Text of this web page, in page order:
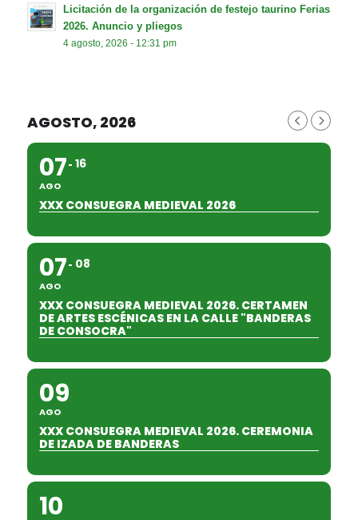
Licitación de la organización de festejo taurino Ferias
2026. Anuncio y pliegos
4 agosto, 2026 - 12:31 pm
AGOSTO, 2026
07
AGO
16
XXX CONSUEGRA MEDIEVAL 2026
07
AGO
08
XXX CONSUEGRA MEDIEVAL 2026. CERTAMEN
DE ARTES ESCÉNICAS EN LA CALLE "BANDERAS
DE CONSOCRA"
09
AGO
XXX CONSUEGRA MEDIEVAL 2026. CEREMONIA
DE IZADA DE BANDERAS
10